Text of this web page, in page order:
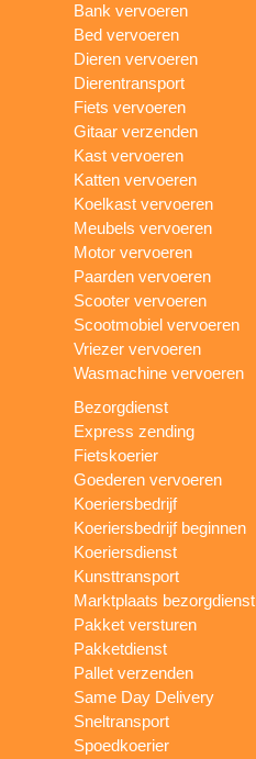
Bank vervoeren
Bed vervoeren
Dieren vervoeren
Dierentransport
Fiets vervoeren
Gitaar verzenden
Kast vervoeren
Katten vervoeren
Koelkast vervoeren
Meubels vervoeren
Motor vervoeren
Paarden vervoeren
Scooter vervoeren
Scootmobiel vervoeren
Vriezer vervoeren
Wasmachine vervoeren
Bezorgdienst
Express zending
Fietskoerier
Goederen vervoeren
Koeriersbedrijf
Koeriersbedrijf beginnen
Koeriersdienst
Kunsttransport
Marktplaats bezorgdienst
Pakket versturen
Pakketdienst
Pallet verzenden
Same Day Delivery
Sneltransport
Spoedkoerier